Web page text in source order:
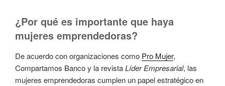
¿Por qué es importante que haya
mujeres emprendedoras?
De acuerdo con organizaciones como Pro Mujer,
Compartamos Banco y la revistaLíder Empresarial, las
mujeres emprendedoras cumplen un papel estratégico en